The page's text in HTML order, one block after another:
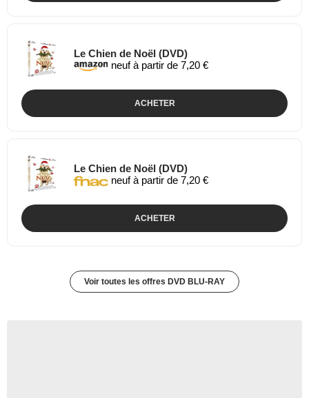
Le Chien de Noël (DVD)
neuf à partir de 7,20 €
ACHETER
Le Chien de Noël (DVD)
neuf à partir de 7,20 €
ACHETER
Voir toutes les offres DVD BLU-RAY